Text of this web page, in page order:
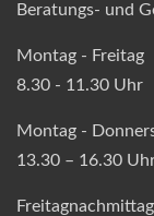
Beratungs- und
Montag - Freitag
8.30 - 11.30 Uhr
Montag -
13.30 – 16.30